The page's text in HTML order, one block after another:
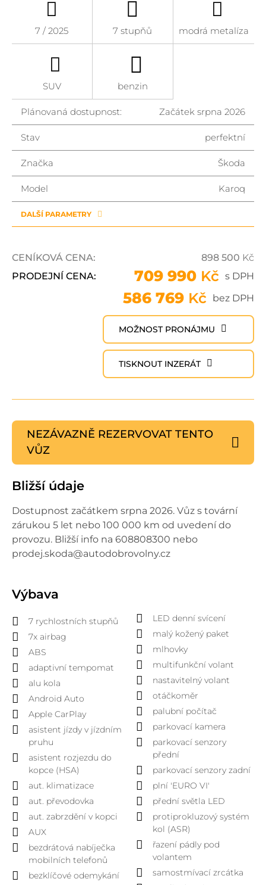
7 / 2025 7 stupňů modrá metalíza
SUV benzin
Plánovaná dostupnost: Začátek srpna 2026
Stav perfektní
Značka Škoda
Model Karoq
DALŠÍ PARAMETRY
CENÍKOVÁ CENA: 898 500 Kč
PRODEJNÍ CENA:
709 990 Kč s DPH
586 769 Kč bez DPH
MOŽNOST PRONÁJMU
TISKNOUT INZERÁT
NEZÁVAZNĚ REZERVOVAT TENTO
VŮZ
Bližší údaje
Dostupnost začátkem srpna 2026. Vůz s tovární
zárukou 5 let nebo 100 000 km od uvedení do
provozu. Bližší info na 608808300 nebo
prodej.skoda@autodobrovolny.cz
Výbava
7 rychlostních stupňů
7x airbag
ABS
adaptivní tempomat
alu kola
Android Auto
Apple CarPlay
asistent jízdy v jízdním
pruhu
asistent rozjezdu do
kopce (HSA)
aut. klimatizace
aut. převodovka
aut. zabrzdění v kopci
AUX
bezdrátová nabíječka
mobilních telefonů
bezklíčové odemykání
LED denní svícení
malý kožený paket
mlhovky
multifunkční volant
nastavitelný volant
otáčkoměr
palubní počítač
parkovací kamera
parkovací senzory
přední
parkovací senzory zadní
plní 'EURO VI'
přední světla LED
protiprokluzový systém
kol (ASR)
řazení pádly pod
volantem
samostmívací zrcátka